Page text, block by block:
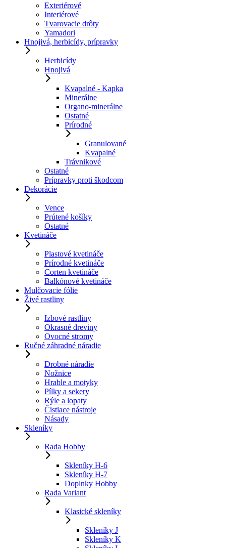
Exteriérové
Interiérové
Tvarovacie drôty
Yamadori
Hnojivá, herbicídy, prípravky
Herbicídy
Hnojivá
Kvapalné - Kapka
Minerálne
Organo-minerálne
Ostatné
Prírodné
Granulované
Kvapalné
Trávnikové
Ostatné
Prípravky proti škodcom
Dekorácie
Vence
Prútené košíky
Ostatné
Kvetináče
Plastové kvetináče
Prírodné kvetináče
Corten kvetináče
Balkónové kvetináče
Mulčovacie fólie
Živé rastliny
Izbové rastliny
Okrasné dreviny
Ovocné stromy
Ručné záhradné náradie
Drobné náradie
Nožnice
Hrable a motyky
Pílky a sekery
Rýle a lopaty
Čistiace nástroje
Násady
Skleníky
Rada Hobby
Skleníky H-6
Skleníky H-7
Doplnky Hobby
Rada Variant
Klasické skleníky
Skleníky J
Skleníky K